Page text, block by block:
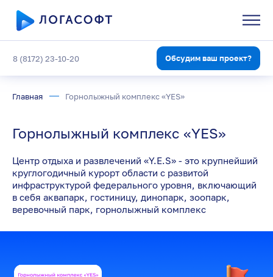
8 (8172) 23-10-20 Обсудим ваш проект?
Главная Горнолыжный комплекс «YES»
Горнолыжный комплекс «YES»
Центр отдыха и развлечений «Y.E.S» - это крупнейший
круглогодичный курорт области с развитой
инфраструктурой федерального уровня, включающий
в себя аквапарк, гостиницу, динопарк, зоопарк,
веревочный парк, горнолыжный комплекс